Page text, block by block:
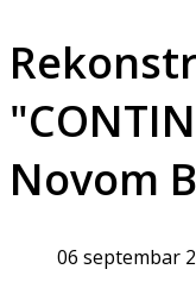
Novom
06 septembar